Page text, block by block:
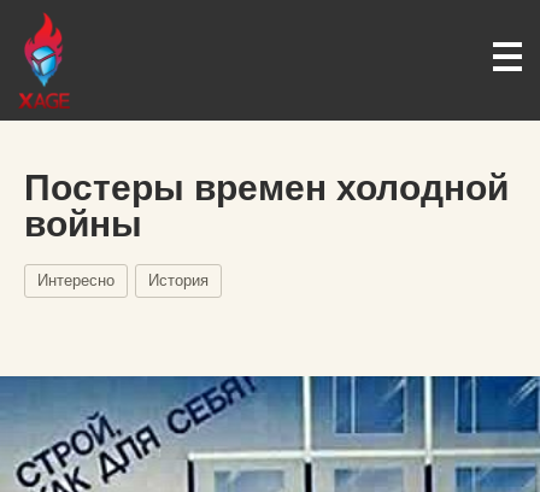
Постеры времен холодной
войны
Интересно История